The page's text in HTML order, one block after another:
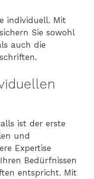
individuell. Mit
Sie sowohl
auch die
ist der erste
und
Expertise
Bedürfnissen
entspricht. Mit